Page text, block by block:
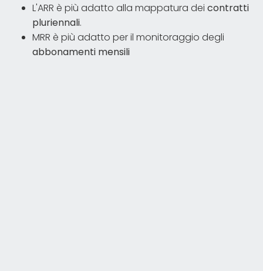
L'ARR è più adatto alla mappatura dei contratti
pluriennali.
MRR è più adatto per il monitoraggio degli
abbonamenti mensili